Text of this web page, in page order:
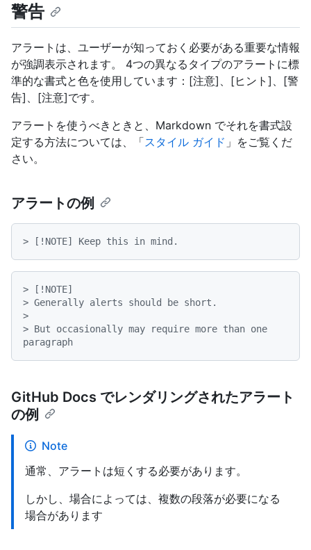
警告
アラートは、ユーザーが知っておく必要がある重要な情報
が強調表示されます。 4つの異なるタイプのアラートに標
準的な書式と色を使用しています：[注意]、[ヒント]、[警
告]、[注意]です。
アラートを使うべきときと、Markdown でそれを書式設
定する方法については、「スタイル ガイド 」をご覧くだ
さい。
アラートの例
> [!NOTE] Keep this in mind.
> [!NOTE]
> Generally alerts should be short.
>
> But occasionally may require more than one
paragraph
GitHub Docs でレンダリングされたアラート
の例
Note
通常、アラートは短くする必要があります。
しかし、場合によっては、複数の段落が必要になる
場合があります